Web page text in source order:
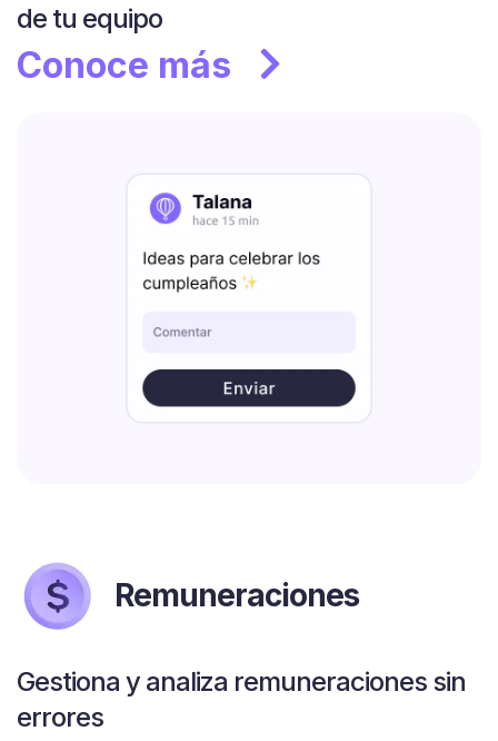
de tu equipo
Conoce más
Remuneraciones
Gestiona y analiza remuneraciones sin
errores